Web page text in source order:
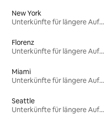
New York
Unterkünfte für längere Aufenthalte
Florenz
Unterkünfte für längere Aufenthalte
Miami
Unterkünfte für längere Aufenthalte
Seattle
Unterkünfte für längere Aufenthalte